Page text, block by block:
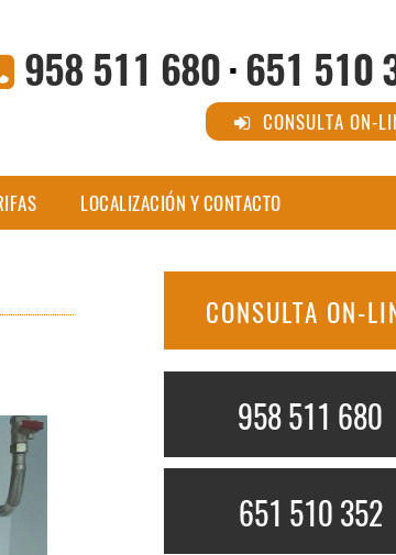
958 511 680·651 510
CONSULTA ON-
LOCALIZACIÓN Y CONTACTO
CONSULTA ON-
958 511 680
651 510 352